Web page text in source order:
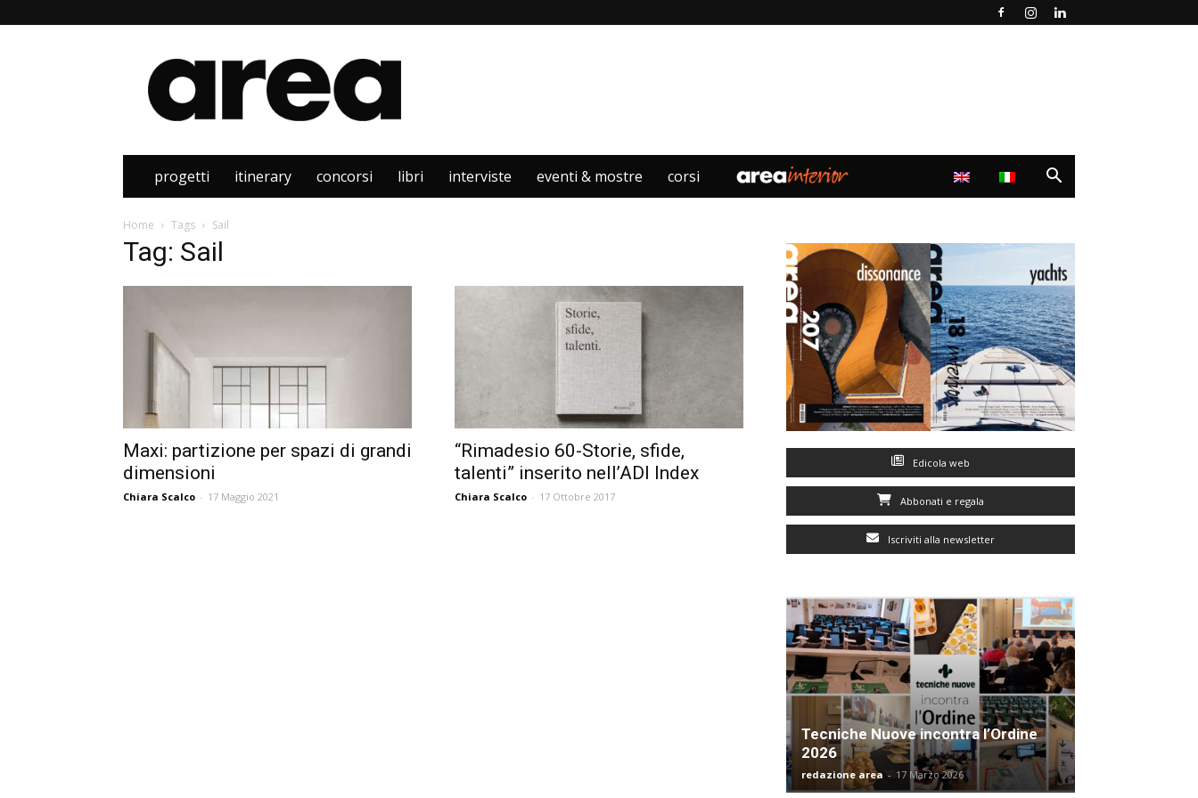
Area
progetti itinerary concorsi libri interviste eventi & mostre corsi
Home Tags Sail
Tag: Sail
Maxi: partizione per spazi di grandi
dimensioni
Chiara Scalco - 17 Maggio 2021
“Rimadesio 60-Storie, sfide,
talenti” inserito nell’ADI Index
Chiara Scalco - 17 Ottobre 2017
Edicola web
Abbonati e regala
Iscriviti alla newsletter
Tecniche Nuove incontra l’Ordine
2026
redazione area - 17 Marzo 2026